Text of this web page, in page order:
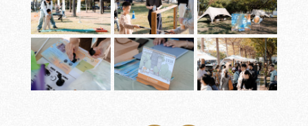
美
學 工
藝
CRAFTS